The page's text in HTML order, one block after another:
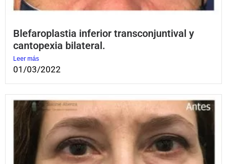
Blefaroplastia inferior transconjuntival y
cantopexia bilateral.
Leer más
01/03/2022